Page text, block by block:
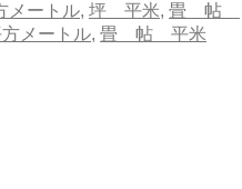
ートル, 坪 平米, 畳 帖
メートル, 畳 帖 平米